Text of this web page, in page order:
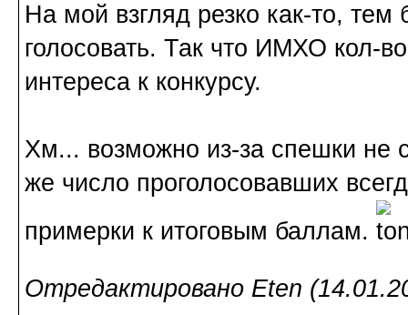
На мой взгляд резко как-то, тем
голосовать. Так что ИМХО кол-
интереса к конкурсу.
Хм... возможно из-за спешки не
же число проголосовавших
примерки к итоговым баллам.
Отредактировано Eten